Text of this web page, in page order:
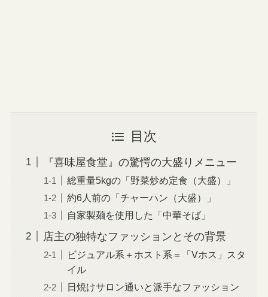
目次
『喜味屋食堂』の驚愕の大盛りメニュー
総重量5kgの「野菜炒め定食（大盛）」
約6人前の「チャーハン（大盛）」
自家製麺を使用した「中華そば」
店主の独特なファッションとその背景
ビジュアル系＋ホスト系＝「Vホス」スタ
イル
日焼けサロン通いと派手なファッション